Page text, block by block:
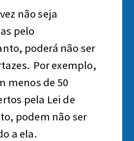
não seja
pelo
poderá não ser
Por exemplo,
menos de 50
pela Lei de
podem não ser
a ela.